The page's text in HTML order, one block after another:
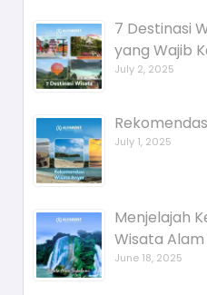
7 Destinasi
yang Wajib
July 2, 2025
July 1, 2025
Menjelajah
Wisata
June 18, 2025